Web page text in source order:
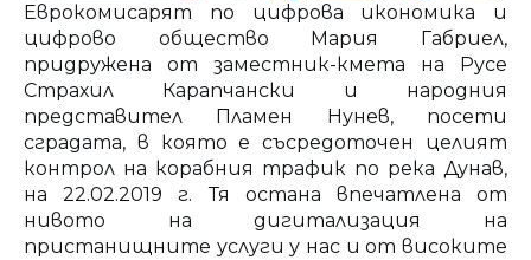
Еврокомисарят по цифрова икономика и
цифрово общество Мария Габриел,
придружена от заместник-кмета на Русе
Страхил Карапчански и народния
представител Пламен Нунев, посети
сградата, в която е съсредоточен целият
контрол на корабния трафик по река Дунав,
на 22.02.2019 г. Тя остана впечатлена от
нивото на дигитализация на
пристанищните услуги у нас и от високите